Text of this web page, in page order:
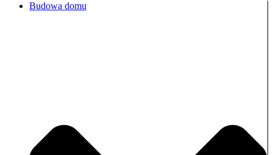
Budowa domu